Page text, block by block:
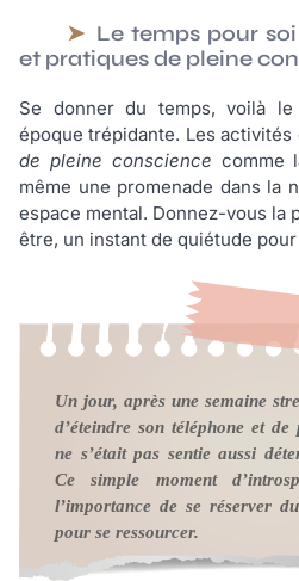
Le temps pour
et pratiques de pleine
Se donner du temps, voilà
époque trépidante. Les
de pleine conscience comme
même une promenade dans la
espace mental. Donnez-vous la
être, un instant de quiétude
Un jour, après une semaine
d’éteindre son téléphone et
ne s’était pas sentie aussi
Ce simple moment
l’importance de se réserver
pour se ressourcer.